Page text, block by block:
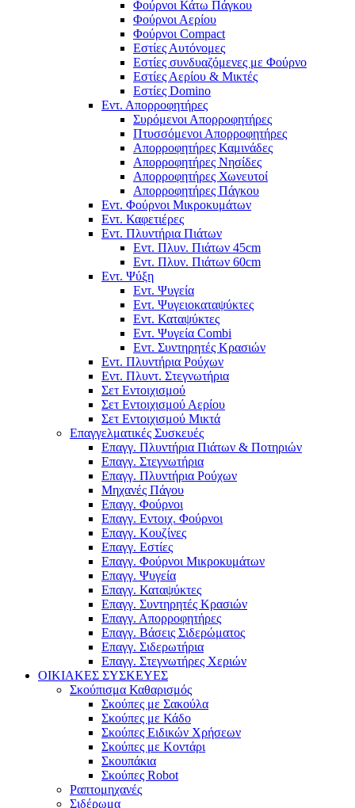
Φούρνοι Κάτω Πάγκου
Φούρνοι Αερίου
Φούρνοι Compact
Εστίες Αυτόνομες
Εστίες συνδυαζόμενες με Φούρνο
Εστίες Αερίου & Μικτές
Εστίες Domino
Εντ. Απορροφητήρες
Συρόμενοι Απορροφητήρες
Πτυσσόμενοι Απορροφητήρες
Απορροφητήρες Καμινάδες
Απορροφητήρες Νησίδες
Απορροφητήρες Χωνευτοί
Απορροφητήρες Πάγκου
Εντ. Φούρνοι Μικροκυμάτων
Εντ. Καφετιέρες
Εντ. Πλυντήρια Πιάτων
Εντ. Πλυν. Πιάτων 45cm
Εντ. Πλυν. Πιάτων 60cm
Εντ. Ψύξη
Εντ. Ψυγεία
Εντ. Ψυγειοκαταψύκτες
Εντ. Καταψύκτες
Εντ. Ψυγεία Combi
Εντ. Συντηρητές Κρασιών
Εντ. Πλυντήρια Ρούχων
Εντ. Πλυντ. Στεγνωτήρια
Σετ Εντοιχισμού
Σετ Εντοιχισμού Αερίου
Σετ Εντοιχισμού Μικτά
Επαγγελματικές Συσκευές
Επαγγ. Πλυντήρια Πιάτων & Ποτηριών
Επαγγ. Στεγνωτήρια
Επαγγ. Πλυντήρια Ρούχων
Μηχανές Πάγου
Επαγγ. Φούρνοι
Επαγγ. Εντοιχ. Φούρνοι
Επαγγ. Κουζίνες
Επαγγ. Εστίες
Επαγγ. Φούρνοι Μικροκυμάτων
Επαγγ. Ψυγεία
Επαγγ. Καταψύκτες
Επαγγ. Συντηρητές Κρασιών
Επαγγ. Απορροφητήρες
Επαγγ. Βάσεις Σιδερώματος
Επαγγ. Σιδερωτήρια
Επαγγ. Στεγνωτήρες Χεριών
ΟΙΚΙΑΚΕΣ ΣΥΣΚΕΥΕΣ
Σκούπισμα Καθαρισμός
Σκούπες με Σακούλα
Σκούπες με Κάδο
Σκούπες Ειδικών Χρήσεων
Σκούπες με Κοντάρι
Σκουπάκια
Σκούπες Robot
Ραπτομηχανές
Σιδέρωμα